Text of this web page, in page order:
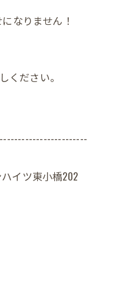
なりません！
ください。
イツ東小橋202